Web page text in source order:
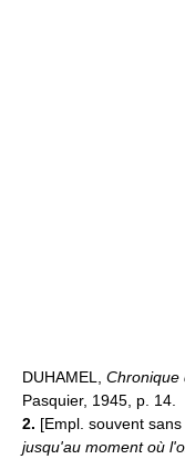
DUHAMEL, Chronique
Pasquier, 1945, p. 14.
2. [Empl. souvent
jusqu'au moment où